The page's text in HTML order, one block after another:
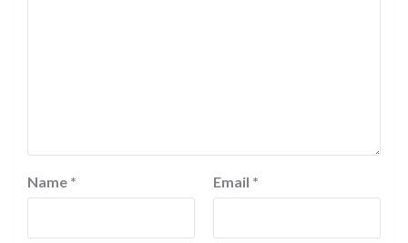
Name * Email *